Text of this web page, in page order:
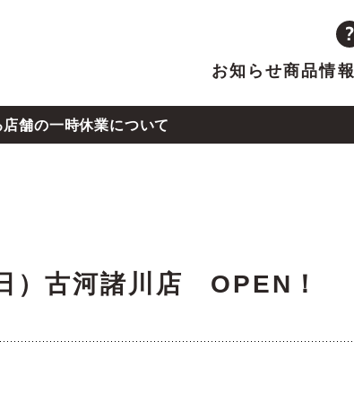
お知らせ商品情報
企業情報
沿革 取り組み
フランチャイズ加盟店募集 委託販売者募集
舗の一時休業について
陸沖地震の影響による店舗の臨時休業について
）古河諸川店 OPEN！